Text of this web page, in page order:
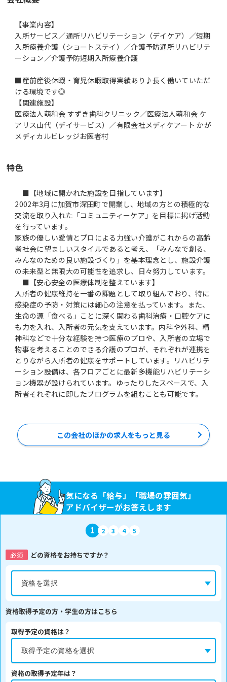
【事業内容】
入所サービス／通所リハビリテーション（デイケア）／短期
入所療養介護（ショートステイ）／介護予防通所リハビリテ
ーション／介護予防短期入所療養介護
■産前産後休暇・育児休暇取得実績あり♪長く働いていただ
ける環境です◎
【関連施設】
医療法人萌和会 すずき歯科クリニック／医療法人萌和会 ケ
アリス山代（デイサービス）／有限会社メディケアート かが
メディカルビレッジお医者村
特色
■【地域に開かれた施設を目指しています】
2002年3月に加賀市深田町で開業し、地域の方との積極的な
交流を取り入れた「コミュニティーケア」を目標に掲げ活動
を行っています。
家族の優しい愛情とプロによる力強い介護がこれからの高齢
者社会に望ましいスタイルであると考え、「みんなで創る、
みんなのための良い施設づくり」を基本理念とし、施設介護
の未来型と無限大の可能性を追求し、日々努力しています。
■【安心安全の医療体制を整えています】
入所者の健康維持を一番の課題として取り組んでおり、特に
感染症の予防・対策には細心の注意を払っています。また、
生命の源「食べる」ことに深く関わる歯科治療・口腔ケアに
も力を入れ、入所者の元気を支えています。内科や外科、精
神科などで十分な経験を持つ医療のプロや、入所者の立場で
物事を考えることのできる介護のプロが、それぞれが連携を
とりながら入所者の健康をサポートしています。リハビリテ
ーション設備は、各フロアごとに最新多機能リハビリテーシ
ョン機器が設けられています。ゆったりしたスペースで、入
所者それぞれに即したプログラムを組むことも可能です。
この会社のほかの求人をもっと見る
気になる「給与」「職場の雰囲気」
アドバイザーがお答えします
1 2 3 4 5
必須 どの資格をお持ちですか？
資格取得予定の方・学生の方はこちら
取得予定の資格は？
資格の取得予定年は？